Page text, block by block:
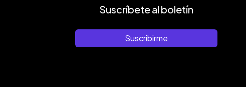
Suscríbete al boletín
Suscribirme